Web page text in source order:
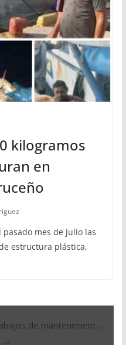
kilogramos
en
pasado mes de julio las
estructura plástica,